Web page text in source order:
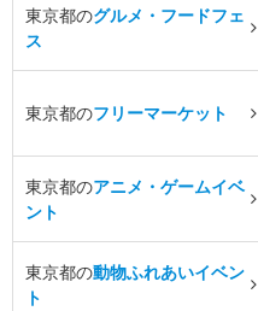
東京都のグルメ・フードフェ
ス
東京都のフリーマーケット
東京都のアニメ・ゲームイベ
ント
東京都の動物ふれあいイベン
ト